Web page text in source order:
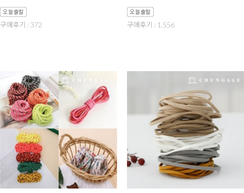
구매후기 : 372 구매후기 : 1,556